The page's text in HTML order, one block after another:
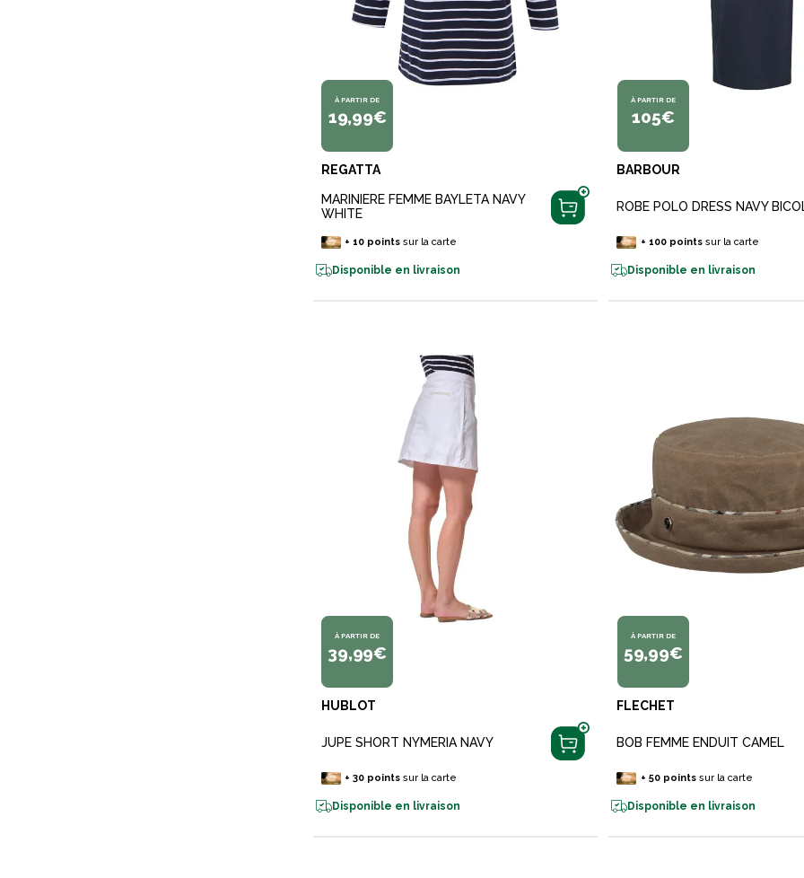
À PARTIR DE
19,99€
REGATTA
MARINIERE FEMME BAYLETA NAVY
WHITE
+10 points sur la carte
Disponible en livraison
À PARTIR DE
105€
BARBOUR
ROBE POLO DRESS NAVY
+ 100pointssur la carte
Disponible en livraison
À PARTIR DE
39,99€
HUBLOT
JUPE SHORT NYMERIA NAVY
+30 points sur la carte
Disponible en livraison
À PARTIR DE
59,99€
FLECHET
BOB FEMME ENDUIT CAMEL
+ 50pointssur la carte
Disponible en livraison